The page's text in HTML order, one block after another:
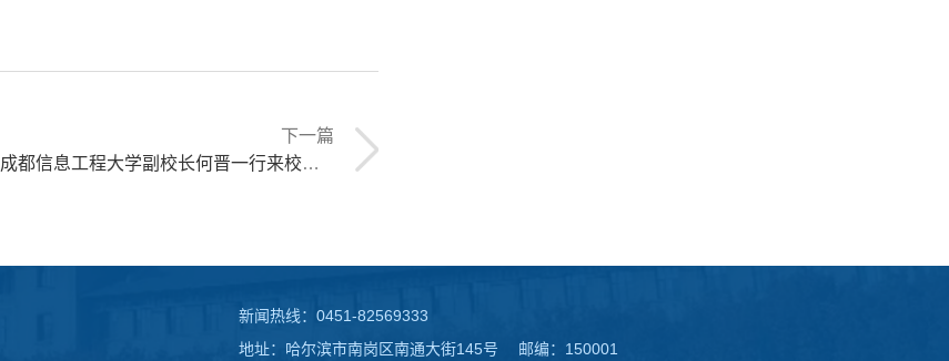
下一篇
成都信息工程大学副校长何晋一行来校调研
新闻热线：0451-82569333
地址：哈尔滨市南岗区南通大街145号 邮编：150001